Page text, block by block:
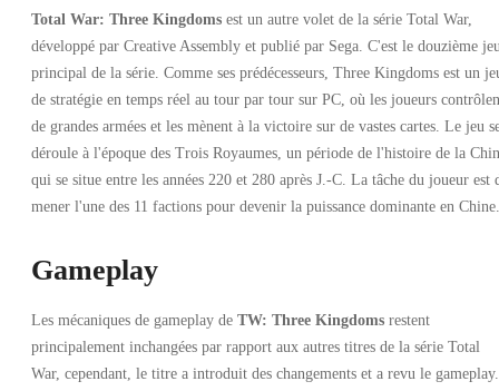
Total War: Three Kingdoms est un autre volet de la série Total War,
développé par Creative Assembly et publié par Sega. C'est le douzième
principal de la série. Comme ses prédécesseurs, Three Kingdoms est un
de stratégie en temps réel au tour par tour sur PC, où les joueurs
de grandes armées et les mènent à la victoire sur de vastes cartes. Le jeu
déroule à l'époque des Trois Royaumes, un période de l'histoire de la
qui se situe entre les années 220 et 280 après J.-C. La tâche du joueur est
mener l'une des 11 factions pour devenir la puissance dominante en Chine.
Gameplay
Les mécaniques de gameplay de TW: Three Kingdoms restent
principalement inchangées par rapport aux autres titres de la série Total
War, cependant, le titre a introduit des changements et a revu le gameplay.